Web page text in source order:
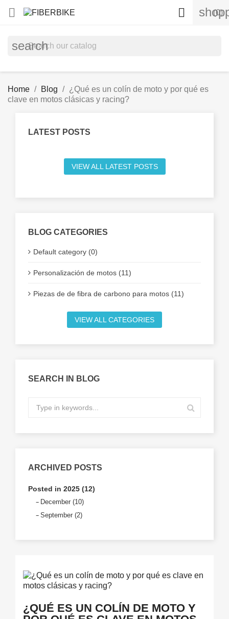
 (0)

search
Home Blog
¿Qué es un colín de moto y por qué es
clave en motos clásicas y racing?
LATEST POSTS
VIEW ALL LATEST POSTS
BLOG CATEGORIES
Default category (0)
Personalización de motos (11)
Piezas de de fibra de carbono para motos (11)
VIEW ALL CATEGORIES
SEARCH IN BLOG
ARCHIVED POSTS
Posted in 2025 (12)
December (10)
September (2)
¿QUÉ ES UN COLÍN DE MOTO Y